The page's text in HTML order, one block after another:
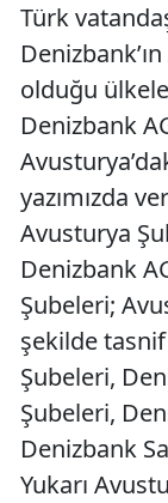
Türk
olduğu
Denizbank
yazımızda
Avusturya
Denizbank
Şubeleri;
şekilde
Şubeleri,
Şubeleri,
Denizbank
Yukarı